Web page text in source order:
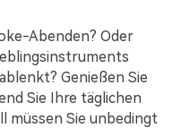
Abenden? Oder
Genießen Sie
Sie Ihre täglichen
müssen Sie unbedingt